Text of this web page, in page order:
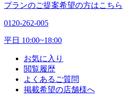
プランのご提案希望の方はこちら
0120-262-005
平日 10:00~18:00
お気に入り
閲覧履歴
よくあるご質問
掲載希望の店舗様へ